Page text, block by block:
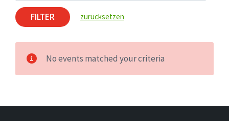
FILTER zurücksetzen
No events matched your criteria